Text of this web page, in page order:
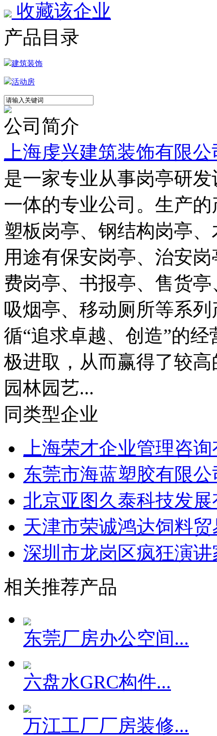
收藏该企业
产品目录
建筑装饰
活动房
公司简介
上海虔兴建筑装饰有限公
是一家专业从事岗亭研
一体的专业公司。生产
塑板岗亭、钢结构岗亭
用途有保安岗亭、治安
费岗亭、书报亭、售货
吸烟亭、移动厕所等系
循“追求卓越、创造”的
极进取，从而赢得了较
园林园艺...
同类型企业
上海荣才企业管理咨
东莞市海蓝塑胶有限公
北京亚图久泰科技发
天津市荣诚鸿达饲料
深圳市龙岗区疯狂演
相关推荐产品
东莞厂房办公空间...
六盘水GRC构件...
万江工厂厂房装修...